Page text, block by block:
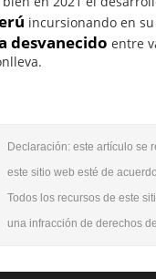
incursionando en
desvanecido entre
Declaración: este artículo se
este sitio web esté de
Todos los recursos de este
una infracción de derechos